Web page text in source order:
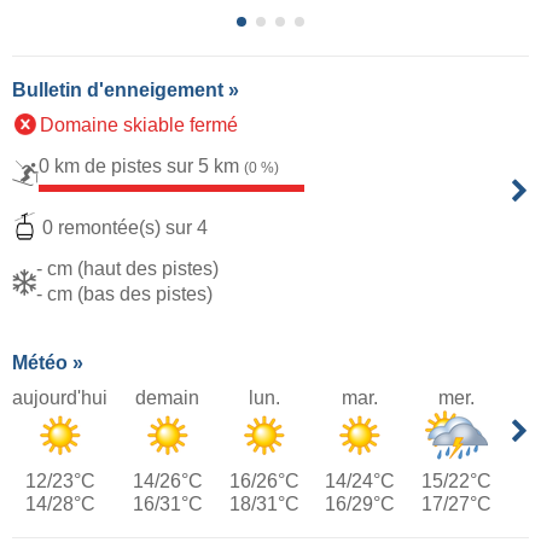
Bulletin d'enneigement »
Domaine skiable fermé
0 km de pistes sur 5 km (0 %)
0 remontée(s) sur 4
- cm (haut des pistes)
- cm (bas des pistes)
Météo »
aujourd'hui
12/23°C
14/28°C
demain
14/26°C
16/31°C
lun.
16/26°C
18/31°C
mar.
14/24°C
16/29°C
mer.
15/22°C
17/27°C